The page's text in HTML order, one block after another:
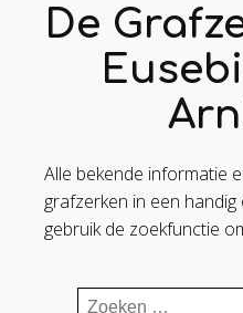
De
Alle bekende informatie
grafzerken in een
gebruik de zoekfunctie
Zoeken